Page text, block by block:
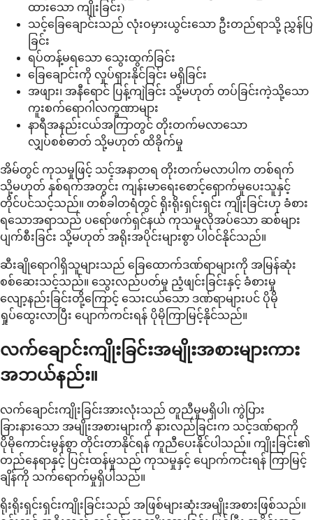
ထားသော ကျိုးခြင်း)
သင့်ခြေချောင်းသည် လုံးဝမှားယွင်းသော ဦးတည်ရာသို့ ညွှန်ပြ
ခြင်း
ရပ်တန့်မရသော သွေးထွက်ခြင်း
ခြေချောင်းကို လှုပ်ရှားနိုင်ခြင်း မရှိခြင်း
အဖျား၊ အနီရောင် ပြန့်ကျဲခြင်း သို့မဟုတ် တပ်ခြင်းကဲ့သို့သော
ကူးစက်ရောဂါလက္ခဏာများ
နာရီအနည်းငယ်အကြာတွင် တိုးတက်မလာသော
လျှပ်စစ်ဓာတ် သို့မဟုတ် ထိခိုက်မှု
အိမ်တွင် ကုသမှုဖြင့် သင့်အနာတရ တိုးတက်မလာပါက တစ်ရက်
သို့မဟုတ် နှစ်ရက်အတွင်း ကျန်းမာရေးစောင့်ရှောက်မှုပေးသူနှင့်
တိုင်ပင်သင့်သည်။ တစ်ခါတရံတွင် ရိုးရိုးရှင်းရှင်း ကျိုးခြင်းဟု ခံစား
ရသောအရာသည် ပရော်ဖက်ရှင်နယ် ကုသမှုလိုအပ်သော ဆစ်များ
ပျက်စီးခြင်း သို့မဟုတ် အရိုးအပိုင်းများစွာ ပါဝင်နိုင်သည်။
ဆီးချိုရောဂါရှိသူများသည် ခြေထောက်ဒဏ်ရာများကို အမြန်ဆုံး
စစ်ဆေးသင့်သည်။ သွေးလည်ပတ်မှု ညံ့ဖျင်းခြင်းနှင့် ခံစားမှု
လျော့နည်းခြင်းတို့ကြောင့် သေးငယ်သော ဒဏ်ရာများပင် ပိုမို
ရှုပ်ထွေးလာပြီး ပျောက်ကင်းရန် ပိုမိုကြာမြင့်နိုင်သည်။
လက်ချောင်းကျိုးခြင်းအမျိုးအစားများကား
အဘယ်နည်း။
လက်ချောင်းကျိုးခြင်းအားလုံးသည် တူညီမှုမရှိပါ၊ ကွဲပြား
ခြားနားသော အမျိုးအစားများကို နားလည်ခြင်းက သင့်ဒဏ်ရာကို
ပိုမိုကောင်းမွန်စွာ တိုင်းတာနိုင်ရန် ကူညီပေးနိုင်ပါသည်။ ကျိုးခြင်း၏
တည်နေရာနှင့် ပြင်းထန်မှုသည် ကုသမှုနှင့် ပျောက်ကင်းရန် ကြာမြင့်
ချိန်ကို သက်ရောက်မှုရှိပါသည်။
ရိုးရိုးရှင်းရှင်းကျိုးခြင်းသည် အဖြစ်များဆုံးအမျိုးအစားဖြစ်သည်။